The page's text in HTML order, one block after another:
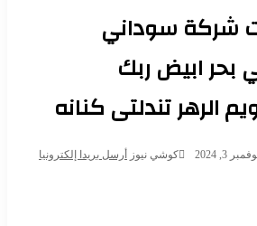
شركة سوداني
بحر ابيض ربك
الرهر تندلتى كنانه
كوشي نيوز أرسل بريدا إلكترونيا 3, 2024